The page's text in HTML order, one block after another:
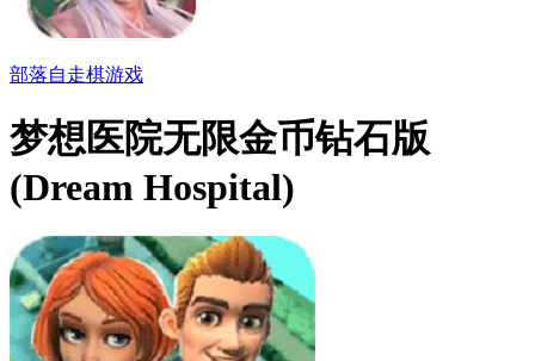
部落自走棋游戏
梦想医院无限金币钻石版
(Dream Hospital)